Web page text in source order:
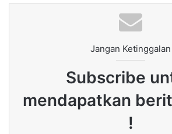
Jangan Ketinggalan
Subscribe
mendapatkan
!